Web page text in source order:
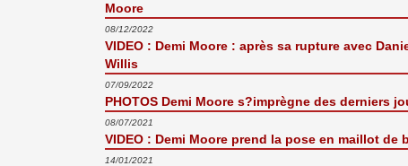
Moore
08/12/2022
VIDEO : Demi Moore : après sa rupture avec
Willis
07/09/2022
PHOTOS Demi Moore s?imprègne des derniers
08/07/2021
VIDEO : Demi Moore prend la pose en maillot de
14/01/2021